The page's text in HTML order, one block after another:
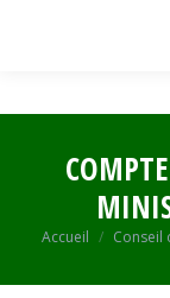
Vous êtes ici :
Accueil Conseil